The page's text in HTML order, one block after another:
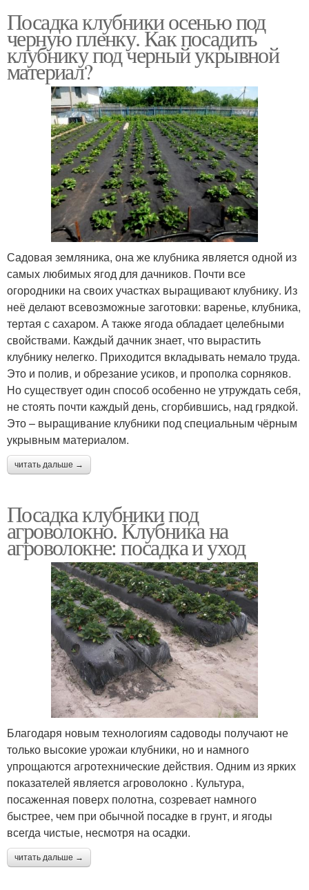
Посадка клубники осенью под
черную пленку. Как посадить
клубнику под черный укрывной
материал?
Садовая земляника, она же клубника является одной из
самых любимых ягод для дачников. Почти все
огородники на своих участках выращивают клубнику. Из
неё делают всевозможные заготовки: варенье, клубника,
тертая с сахаром. А также ягода обладает целебными
свойствами. Каждый дачник знает, что вырастить
клубнику нелегко. Приходится вкладывать немало труда.
Это и полив, и обрезание усиков, и прополка сорняков.
Но существует один способ особенно не утруждать себя,
не стоять почти каждый день, сгорбившись, над грядкой.
Это – выращивание клубники под специальным чёрным
укрывным материалом.
читать дальше →
Посадка клубники под
агроволокно. Клубника на
агроволокне: посадка и уход
Благодаря новым технологиям садоводы получают не
только высокие урожаи клубники, но и намного
упрощаются агротехнические действия. Одним из ярких
показателей является агроволокно . Культура,
посаженная поверх полотна, созревает намного
быстрее, чем при обычной посадке в грунт, и ягоды
всегда чистые, несмотря на осадки.
читать дальше →